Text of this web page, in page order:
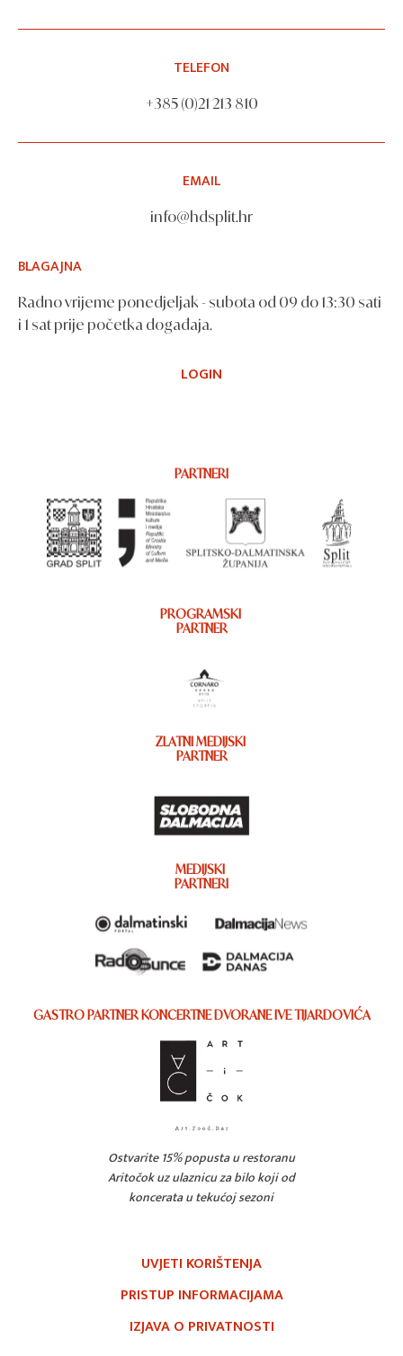
TELEFON
+385 (0)21 213 810
EMAIL
info@hdsplit.hr
BLAGAJNA
Radno vrijeme ponedjeljak - subota od 09 do 13:30 sati
i 1 sat prije početka događaja.
LOGIN
PARTNERI
PROGRAMSKI
PARTNER
ZLATNI MEDIJSKI
PARTNER
MEDIJSKI
PARTNERI
GASTRO PARTNER KONCERTNE DVORANE IVE TIJARDOVIĆA
Ostvarite 15% popusta u restoranu
Aritočok uz ulaznicu za bilo koji od
koncerata u tekućoj sezoni
UVJETI KORIŠTENJA
PRISTUP INFORMACIJAMA
IZJAVA O PRIVATNOSTI